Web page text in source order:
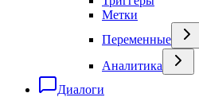
Метки
Переменные
Аналитика
Диалоги